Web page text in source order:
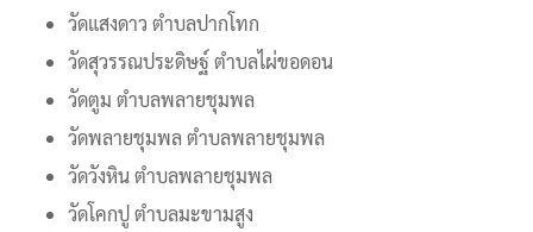
วัดแสงดาว ตำบลปากโทก
วัดสุวรรณประดิษฐ์ ตำบลไผ่ขอดอน
วัดตูม ตำบลพลายชุมพล
วัดพลายชุมพล ตำบลพลายชุมพล
วัดวังหิน ตำบลพลายชุมพล
วัดโคกปู ตำบลมะขามสูง